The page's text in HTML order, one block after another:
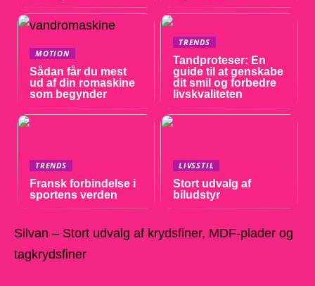
MOTION
Sådan får du mest
ud af din romaskine
som begynder
TRENDS
Tandproteser: En
guide til at genskabe
dit smil og forbedre
livskvaliteten
TRENDS
Fransk forbindelse i
sportens verden
LIVSSTIL
Stort udvalg af
biludstyr
Silvan – Stort udvalg af krydsfiner, MDF-plader og
tagkrydsfiner